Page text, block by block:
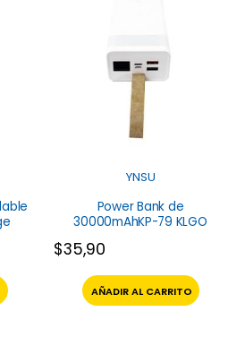
YNSU
Power Bank de
30000mAhKP-79 KLGO
$35,90
AÑADIR AL CARRITO